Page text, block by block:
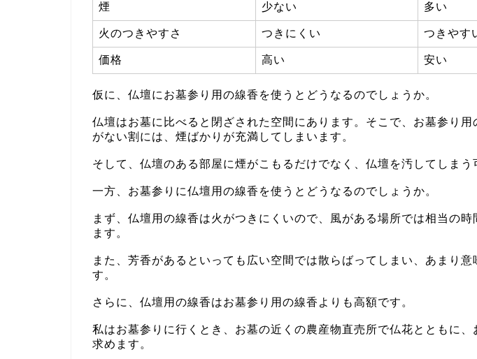
煙 少ない 多い
火のつきやすさ つきにくい つきやす
価格 高い 安い
仮に、仏壇にお墓参り用の線香を使うとどうなるのでしょうか。
仏壇はお墓に比べると閉ざされた空間にあります。そこで、お墓参り用
がない割には、煙ばかりが充満してしまいます。
そして、仏壇のある部屋に煙がこもるだけでなく、仏壇を汚してしまう
一方、お墓参りに仏壇用の線香を使うとどうなるのでしょうか。
まず、仏壇用の線香は火がつきにくいので、風がある場所では相当の時
ます。
また、芳香があるといっても広い空間では散らばってしまい、あまり意
す。
さらに、仏壇用の線香はお墓参り用の線香よりも高額です。
私はお墓参りに行くとき、お墓の近くの農産物直売所で仏花とともに、
求めます。